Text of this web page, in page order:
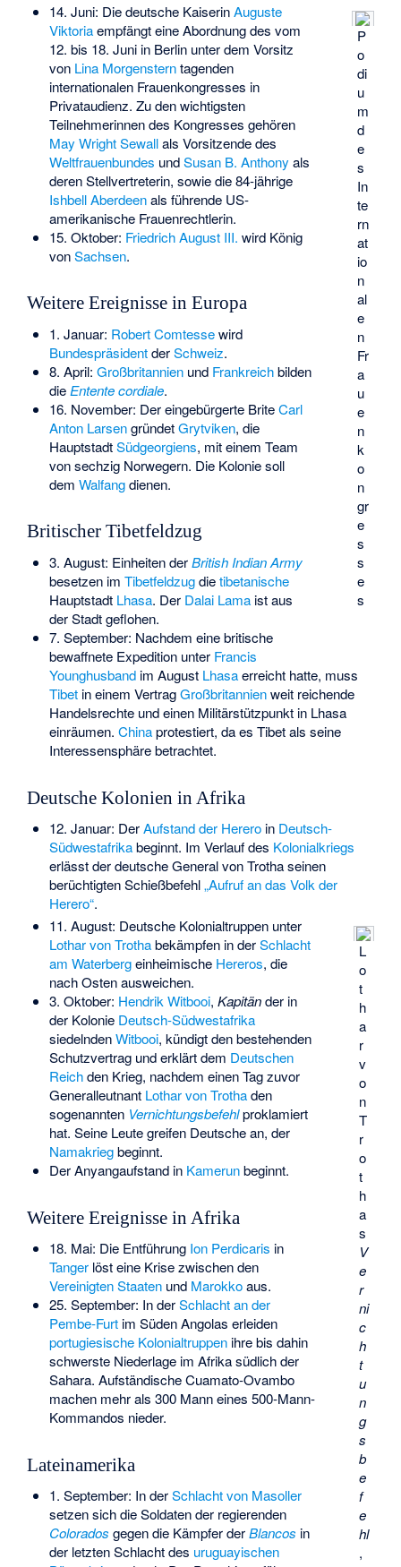
P
o
di
u
m
d
e
s
In
te
rn
at
io
n
al
e
n
Fr
a
u
e
n
k
o
n
gr
e
s
s
e
s
14. Juni: Die deutsche KaiserinAuguste
Viktoriaempfängt eine Abordnung des vom
12. bis 18. Juni in Berlin unter dem Vorsitz
von Lina Morgensterntagenden
internationalen Frauenkongresses in
Privataudienz. Zu den wichtigsten
Teilnehmerinnen des Kongresses gehören
May Wright Sewallals Vorsitzende des
Weltfrauenbundes undSusan B. Anthony als
deren Stellvertreterin, sowie die 84-jährige
Ishbell Aberdeenals führende US-
amerikanische Frauenrechtlerin.
15. Oktober: Friedrich August III. wird König
vonSachsen.
Weitere Ereignisse in Europa
1. Januar: Robert Comtessewird
BundespräsidentderSchweiz.
8. April: Großbritannienund Frankreichbilden
die Entente cordiale.
16. November: Der eingebürgerte BriteCarl
Anton LarsengründetGrytviken, die
HauptstadtSüdgeorgiens, mit einem Team
von sechzig Norwegern. Die Kolonie soll
dem Walfangdienen.
Britischer Tibetfeldzug
3. August: Einheiten derBritish Indian Army
besetzen im Tibetfeldzugdietibetanische
Hauptstadt Lhasa. Der Dalai Lamaist aus
der Stadt geflohen.
7. September: Nachdem eine britische
bewaffnete Expedition unter Francis
Younghusbandim August Lhasaerreicht hatte, muss
Tibetin einem VertragGroßbritannienweit reichende
Handelsrechte und einen Militärstützpunkt in Lhasa
einräumen. Chinaprotestiert, da es Tibetals seine
Interessensphäre betrachtet.
Deutsche Kolonien in Afrika
12. Januar: DerAufstand der Hereroin Deutsch-
Südwestafrikabeginnt. Im Verlauf des Kolonialkriegs
erlässt der deutsche General von Trotha seinen
berüchtigten Schießbefehl„Aufruf an das Volk der
Herero“.
L
o
t
h
a
r
v
o
n
T
r
o
t
h
a
s
V
e
r
ni
c
h
t
u
n
g
s
b
e
f
e
hl
,
11. August: Deutsche Kolonialtruppen unter
Lothar von Trothabekämpfen in derSchlacht
am Waterbergeinheimische Hereros, die
nach Osten ausweichen.
3. Oktober: Hendrik Witbooi, Kapitänder in
der Kolonie Deutsch-Südwestafrika
siedelndenWitbooi, kündigt den bestehenden
Schutzvertrag und erklärt dem Deutschen
Reichden Krieg, nachdem einen Tag zuvor
Generalleutnant Lothar von Trothaden
sogenannten Vernichtungsbefehlproklamiert
hat. Seine Leute greifen Deutsche an, der
Namakriegbeginnt.
DerAnyangaufstandin Kamerunbeginnt.
Weitere Ereignisse in Afrika
18. Mai: Die Entführung Ion Perdicaris in
Tangerlöst eine Krise zwischen den
Vereinigten Staatenund Marokkoaus.
25. September: In derSchlacht an der
Pembe-Furtim Süden Angolas erleiden
portugiesische Kolonialtruppenihre bis dahin
schwerste Niederlage im Afrika südlich der
Sahara. Aufständische Cuamato-Ovambo
machen mehr als 300 Mann eines 500-Mann-
Kommandos nieder.
Lateinamerika
1. September: In derSchlacht von Masoller
setzen sich die Soldaten der regierenden
Colorados gegen die Kämpfer derBlancos in
der letzten Schlacht des uruguayischen